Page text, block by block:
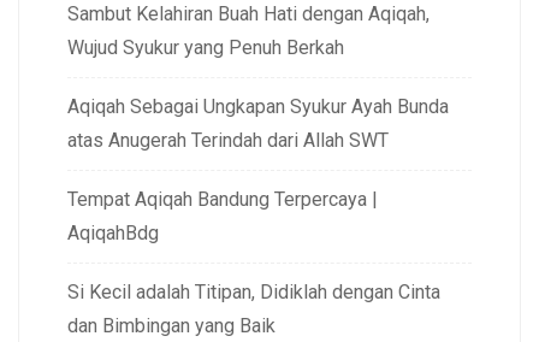
Sambut Kelahiran Buah Hati dengan Aqiqah,
Wujud Syukur yang Penuh Berkah
Aqiqah Sebagai Ungkapan Syukur Ayah Bunda
atas Anugerah Terindah dari Allah SWT
Tempat Aqiqah Bandung Terpercaya |
AqiqahBdg
Si Kecil adalah Titipan, Didiklah dengan Cinta
dan Bimbingan yang Baik